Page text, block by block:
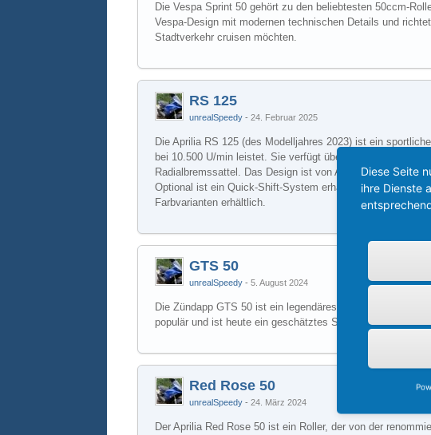
Die Vespa Sprint 50 gehört zu den beliebtesten 50ccm-
Vespa-Design mit modernen technischen Details und
Stadtverkehr cruisen möchten.
RS 125
unrealSpeedy 24. Februar 2025
Die Aprilia RS 125 (des Modelljahres 2023) ist ein
bei 10.500 U/min leistet. Sie verfügt über ein Sechsgang-
Radialbremssattel. Das Design ist von Aprilias
Optional ist ein Quick-Shift-System erhältlich, das
Farbvarianten erhältlich.
GTS 50
unrealSpeedy 5. August 2024
Die Zündapp GTS 50 ist ein legendäres Moped-Modell,
populär und ist heute ein geschätztes Sammlerstück unter
Red Rose 50
unrealSpeedy 24. März 2024
Der Aprilia Red Rose 50 ist ein Roller, der von der
Diese Seite
ihre Dienste